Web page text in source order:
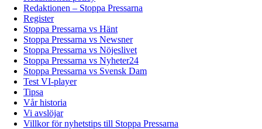
Redaktionen – Stoppa Pressarna
Register
Stoppa Pressarna vs Hänt
Stoppa Pressarna vs Newsner
Stoppa Pressarna vs Nöjeslivet
Stoppa Pressarna vs Nyheter24
Stoppa Pressarna vs Svensk Dam
Test VI-player
Tipsa
Vår historia
Vi avslöjar
Villkor för nyhetstips till Stoppa Pressarna